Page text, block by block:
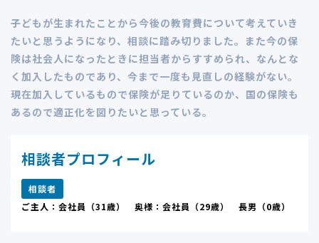
子どもが生まれたことから今後の教育費について考えていき
たいと思うようになり、相談に踏み切りました。また今の保
険は社会人になったときに担当者からすすめられ、なんとな
く加入したものであり、今まで一度も見直しの経験がない。
現在加入しているもので保険が足りているのか、国の保険も
あるので適正化を図りたいと思っている。
相談者プロフィール
相談者
ご主人：会社員（31歳） 奥様：会社員（29歳） 長男（0歳）